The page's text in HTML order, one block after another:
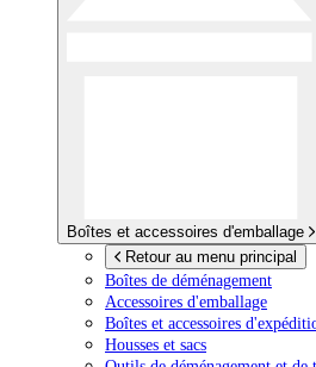
Boîtes et accessoires d'emballage
Retour au menu principal
Boîtes de déménagement
Accessoires d'emballage
Boîtes et accessoires
Housses et sacs